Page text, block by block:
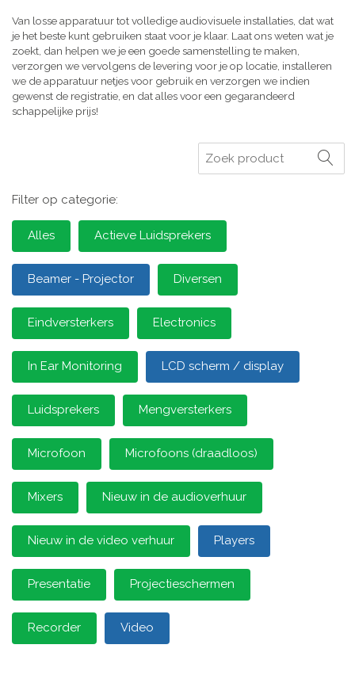
Van losse apparatuur tot volledige audiovisuele installaties, dat wat
je het beste kunt gebruiken staat voor je klaar. Laat ons weten wat je
zoekt, dan helpen we je een goede samenstelling te maken,
verzorgen we vervolgens de levering voor je op locatie, installeren
we de apparatuur netjes voor gebruik en verzorgen we indien
gewenst de registratie, en dat alles voor een gegarandeerd
schappelijke prijs!
Zoeken
Filter op categorie:
Alles Actieve Luidsprekers
Beamer - Projector Diversen
Eindversterkers Electronics
In Ear Monitoring LCD scherm / display
Luidsprekers Mengversterkers
Microfoon Microfoons (draadloos)
Mixers Nieuw in de audioverhuur
Nieuw in de video verhuur Players
Presentatie Projectieschermen
Recorder Video